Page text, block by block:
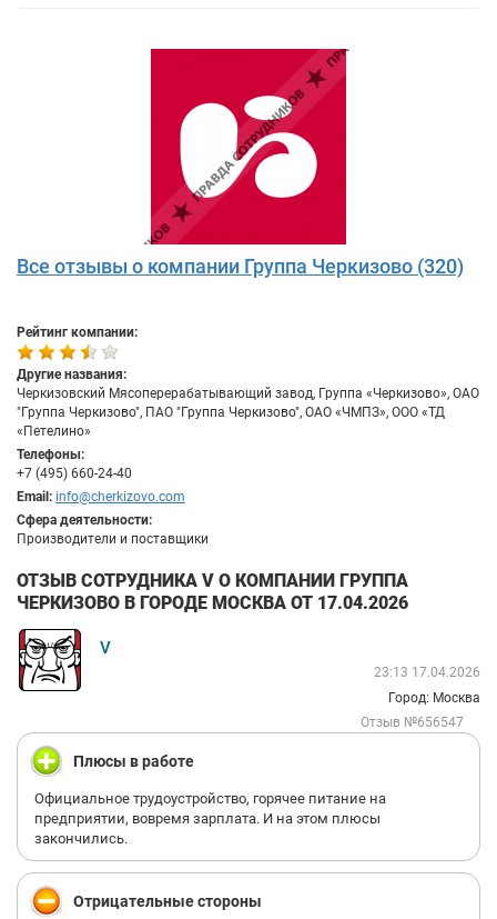
Все отзывы о компании Группа Черкизово (320)
Рейтинг компании:
Другие названия:
Черкизовский Мясоперерабатывающий завод, Группа «Черкизово», ОАО
"Группа Черкизово", ПАО "Группа Черкизово", ОАО «ЧМПЗ», ООО «ТД
«Петелино»
Телефоны:
+7 (495) 660-24-40
Email: info@cherkizovo.com
Сфера деятельности:
Производители и поставщики
ОТЗЫВ СОТРУДНИКА V О КОМПАНИИ ГРУППА
ЧЕРКИЗОВО В ГОРОДЕ МОСКВА ОТ 17.04.2026
V
23:13 17.04.2026
Город: Москва
Отзыв №656547
Плюсы в работе
Официальное трудоустройство, горячее питание на
предприятии, вовремя зарплата. И на этом плюсы
закончились.
Отрицательные стороны